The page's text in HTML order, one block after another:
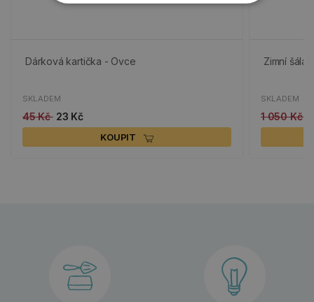
Dárková kartička - Ovce
SKLADEM
45 Kč 23 Kč
KOUPIT
Zimní šála
SKLADEM
1 050 Kč